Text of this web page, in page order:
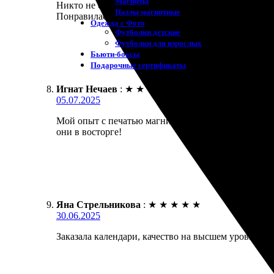
Пазлы магнитные
Одежда с Фото
Футболки детские
Футболки для взрослых
Бьюти-боксы
Подарочные сертификаты
Никто не ожидал, что процесс будет таким
Понравилась оперативность и вежливое
Игнат Нечаев : ★ ★ ★
05.07.2025
Мой опыт с печатью магнитных календарей
они в восторге!
Яна Стрельникова : ★ ★ ★ ★ ★
30.06.2025
Заказала календари, качество на высшем уровне!